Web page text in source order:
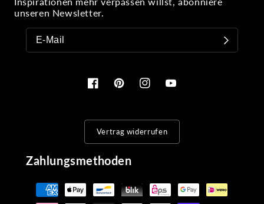
unseren Newsletter.
FacebookPinterestInstagramYouTube
Vertrag widerrufen
Zahlungsmethoden